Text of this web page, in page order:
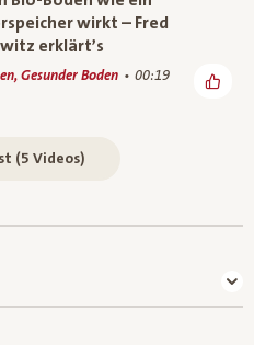
wirkt – Fred
erklärt’s
Gesunder Boden 00:19
(5 Videos)